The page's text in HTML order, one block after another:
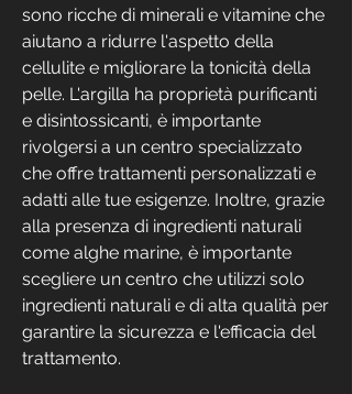
sono ricche di minerali e vitamine che
aiutano a ridurre l'aspetto della
cellulite e migliorare la tonicità della
pelle. L'argilla ha proprietà purificanti
e disintossicanti, è importante
rivolgersi a un centro specializzato
che offre trattamenti personalizzati e
adatti alle tue esigenze. Inoltre, grazie
alla presenza di ingredienti naturali
come alghe marine, è importante
scegliere un centro che utilizzi solo
ingredienti naturali e di alta qualità per
garantire la sicurezza e l'efficacia del
trattamento.